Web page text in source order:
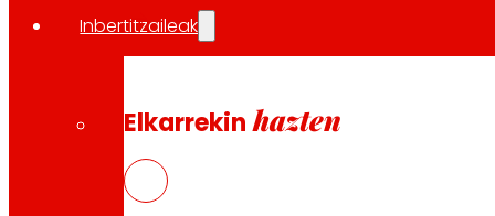
Inbertitzaileak
Elkarrekin hazten